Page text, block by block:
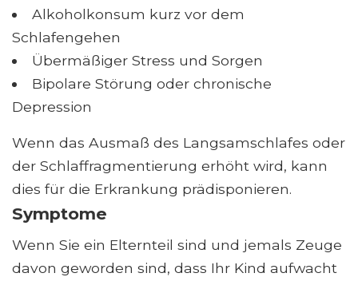
Alkoholkonsum kurz vor dem
Schlafengehen
Übermäßiger Stress und Sorgen
Bipolare Störung oder chronische
Depression
Wenn das Ausmaß des Langsamschlafes oder
der Schlaffragmentierung erhöht wird, kann
dies für die Erkrankung prädisponieren.
Symptome
Wenn Sie ein Elternteil sind und jemals Zeuge
davon geworden sind, dass Ihr Kind aufwacht